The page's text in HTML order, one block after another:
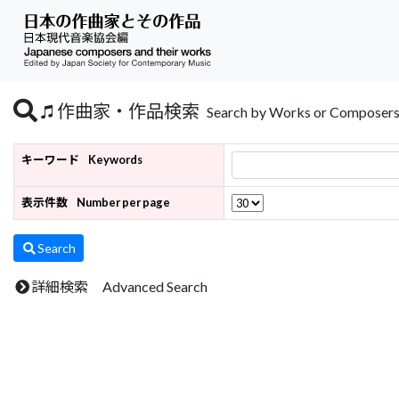
作曲家・作品検索 Search by Works or Composers
キーワード Keywords
表示件数 Number per page
Search
詳細検索 Advanced Search